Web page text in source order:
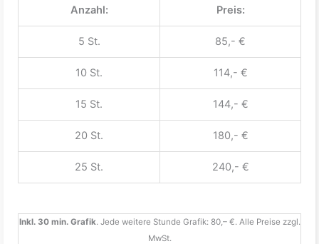
Anzahl: Preis:
5 St. 85,- €
10 St. 114,- €
15 St. 144,- €
20 St. 180,- €
25 St. 240,- €
Inkl. 30 min. Grafik. Jede weitere Stunde Grafik: 80,– €. Alle Preise zzgl.
MwSt.